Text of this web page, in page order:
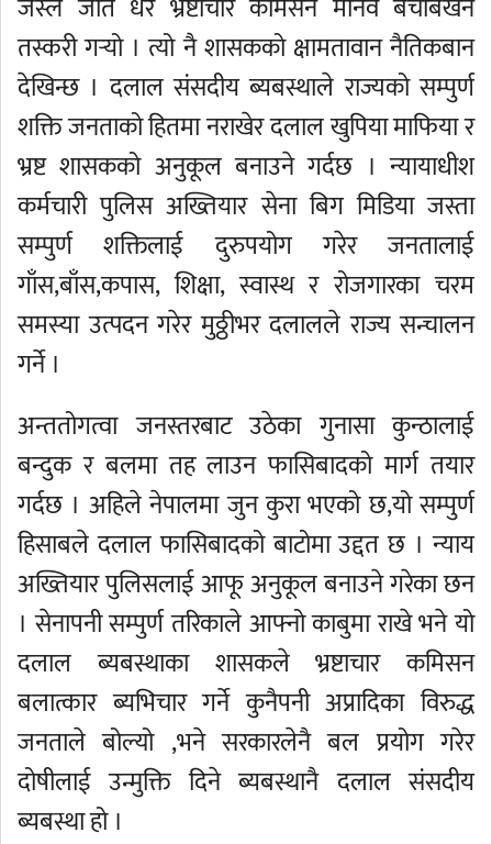
जस्ले जति धेरै भ्रष्टाचार कमिसन मानव बेचबिखन
तस्करी गर्‍यो । त्यो नै शासकको क्षामतावान नैतिकबान
देखिन्छ । दलाल संसदीय ब्यबस्थाले राज्यको सम्पुर्ण
शक्ति जनताको हितमा नराखेर दलाल खुपिया माफिया र
भ्रष्ट शासकको अनुकूल बनाउने गर्दछ । न्यायाधीश
कर्मचारी पुलिस अख्तियार सेना बिग मिडिया जस्ता
सम्पुर्ण शक्तिलाई दुरुपयोग गरेर जनतालाई
गाँस,बाँस,कपास, शिक्षा, स्वास्थ र रोजगारका चरम
समस्या उत्पदन गरेर मुठ्ठीभर दलालले राज्य सन्चालन
गर्ने ।
अन्ततोगत्वा जनस्तरबाट उठेका गुनासा कुन्ठालाई
बन्दुक र बलमा तह लाउन फासिबादको मार्ग तयार
गर्दछ । अहिले नेपालमा जुन कुरा भएको छ,यो सम्पुर्ण
हिसाबले दलाल फासिबादको बाटोमा उद्दत छ । न्याय
अख्तियार पुलिसलाई आफू अनुकूल बनाउने गरेका छन
। सेनापनी सम्पुर्ण तरिकाले आफ्नो काबुमा राखे भने यो
दलाल ब्यबस्थाका शासकले भ्रष्टाचार कमिसन
बलात्कार ब्यभिचार गर्ने कुनैपनी अप्रादिका विरुद्ध
जनताले बोल्यो ,भने सरकारलेनै बल प्रयोग गरेर
दोषीलाई उन्मुक्ति दिने ब्यबस्थानै दलाल संसदीय
ब्यबस्था हो ।